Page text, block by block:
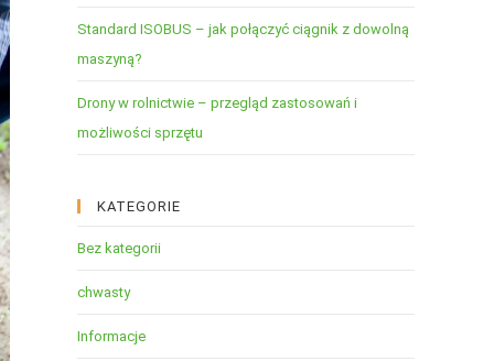
Standard ISOBUS – jak połączyć ciągnik z dowolną
maszyną?
Drony w rolnictwie – przegląd zastosowań i
możliwości sprzętu
KATEGORIE
Bez kategorii
chwasty
Informacje